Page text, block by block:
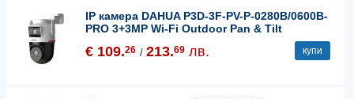
IP камера DAHUA P3D-3F-PV-P-0280B/0600B-
PRO 3+3MP Wi-Fi Outdoor Pan & Tilt
€ 109.26 / 213.69 лв. купи